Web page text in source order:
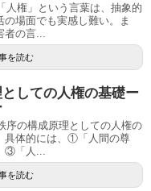
権」という言葉は、抽象的
場面でも実感し難い。ま
の言...
を読む
しての人権の基礎ー
の構成原理としての人権の
体的には、①「人間の尊
③「人...
を読む